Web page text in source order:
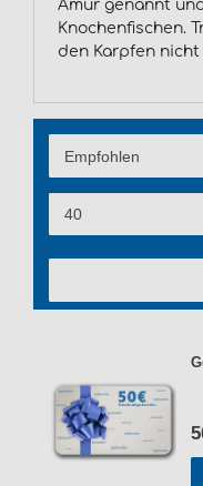
Amur genannt
Knochenfischen.
den Karpfen